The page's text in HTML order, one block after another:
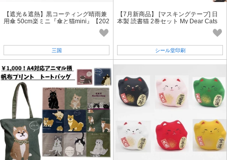
【遮光＆遮熱】黒コーティング晴雨兼
用傘 50cm楽ミニ『傘と猫mini』【202
三国
【7月新商品】 [マスキングテープ] 日
本製 読書猫 2巻セット My Dear Cats
シール堂印刷